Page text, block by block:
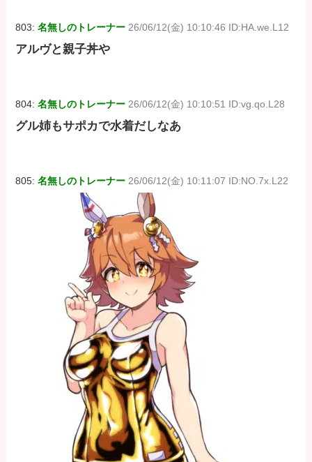
803:名無しのトレーナー 26/06/12(金) 10:10:46 ID:HA.we.L12
アルヴと親子丼や
804:名無しのトレーナー 26/06/12(金) 10:10:51 ID:vg.qo.L28
グル姉もサポカで水着だしなあ
805:名無しのトレーナー 26/06/12(金) 10:11:07 ID:NO.7x.L22